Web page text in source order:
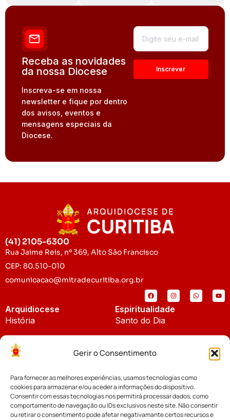
Gerir o Consentimento
Para fornecer as melhores experiências, usamos tecnologias como
cookies para armazenar e/ou aceder a informações do dispositivo.
Consentir com essas tecnologias nos permitirá processar dados, como
comportamento de navegação ou IDs exclusivos neste site. Não consentir
ou retirar o consentimento pode afetar negativamante certos recursos e
Receba as novidades
da nossa Diocese
Inscreva-se em nossa
newsletter e fique por dentro
dos avisos, eventos e
mensagens especiais da
Diocese.
(41) 2105-6300
Rua Jaime Reis, nº 369, Alto São Francisco
CEP: 80.510-010
comunicacao@mitradecuritiba.org.br
Arquidiocese
História
Padroeira
Espiritualidade
Santo do Dia
Notícias
Notícias da Arquidiocese
Notícias Cáritas
Cúria Diocesana
Fundo Diocesano